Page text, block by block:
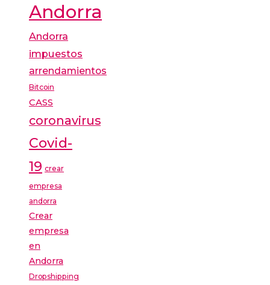
Andorra
Andorra
impuestos
arrendamientos
Bitcoin
CASS
coronavirus
Covid-
19 crear
empresa
andorra
Crear
empresa
en
Andorra
Dropshipping